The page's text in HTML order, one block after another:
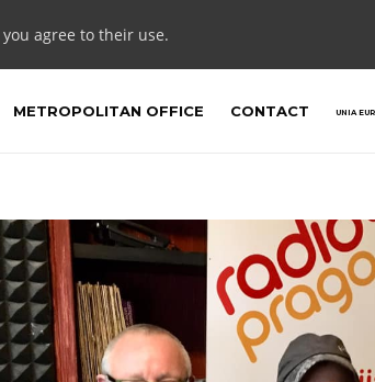
agree to their use.
METROPOLITAN OFFICE CONTACT UNIA